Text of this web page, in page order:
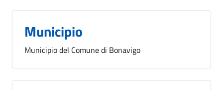
Municipio
Municipio del Comune di Bonavigo